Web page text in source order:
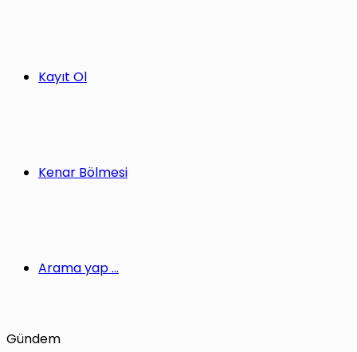
Kayıt Ol
Kenar Bölmesi
Arama yap ...
Gündem